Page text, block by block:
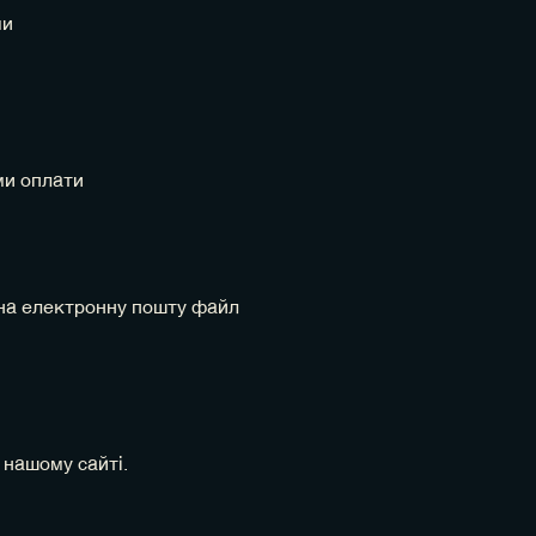
оплати
електронну пошту файл
сайті.